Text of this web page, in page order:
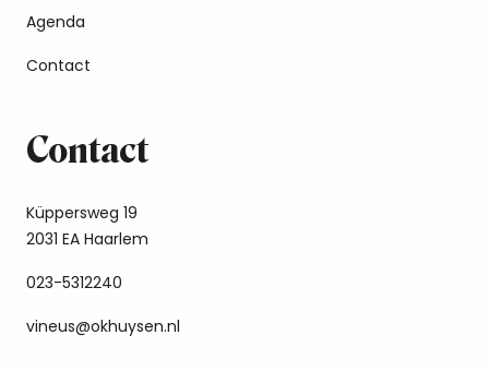
Agenda
Contact
Contact
Küppersweg 19
2031 EA Haarlem
023-5312240
vineus@okhuysen.nl